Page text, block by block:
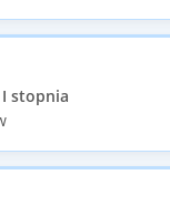
stopnia